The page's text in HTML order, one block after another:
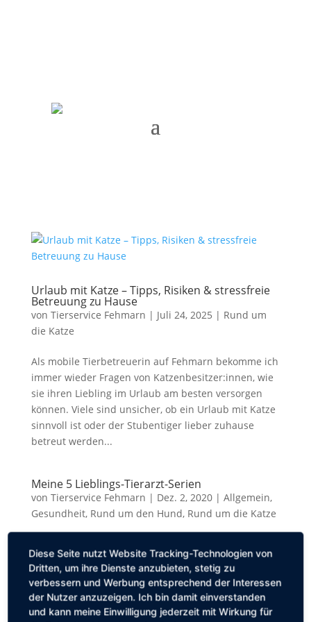
Urlaub mit Katze – Tipps, Risiken & stressfreie
Betreuung zu Hause
von Tierservice Fehmarn | Juli 24, 2025 | Rund um
die Katze
Als mobile Tierbetreuerin auf Fehmarn bekomme ich
immer wieder Fragen von Katzenbesitzer:innen, wie
sie ihren Liebling im Urlaub am besten versorgen
können. Viele sind unsicher, ob ein Urlaub mit Katze
sinnvoll ist oder der Stubentiger lieber zuhause
betreut werden...
Meine 5 Lieblings-Tierarzt-Serien
von Tierservice Fehmarn | Dez. 2, 2020| Allgemein,
Gesundheit, Rund um den Hund, Rund um die Katze
kurz, draußen ist es früh dunkel, nass und kalt. Und
während wir in anderen Jahren in dieser Zeit
gemütlich über schön beleuchtete
Weihnachtsmärkte schlendern, verschiedene
Diese Seite nutzt Website Tracking-Technologien von
Dritten, um ihre Dienste anzubieten, stetig zu
verbessern und Werbung entsprechend der Interessen
der Nutzer anzuzeigen. Ich bin damit einverstanden
und kann meine Einwilligung jederzeit mit Wirkung für